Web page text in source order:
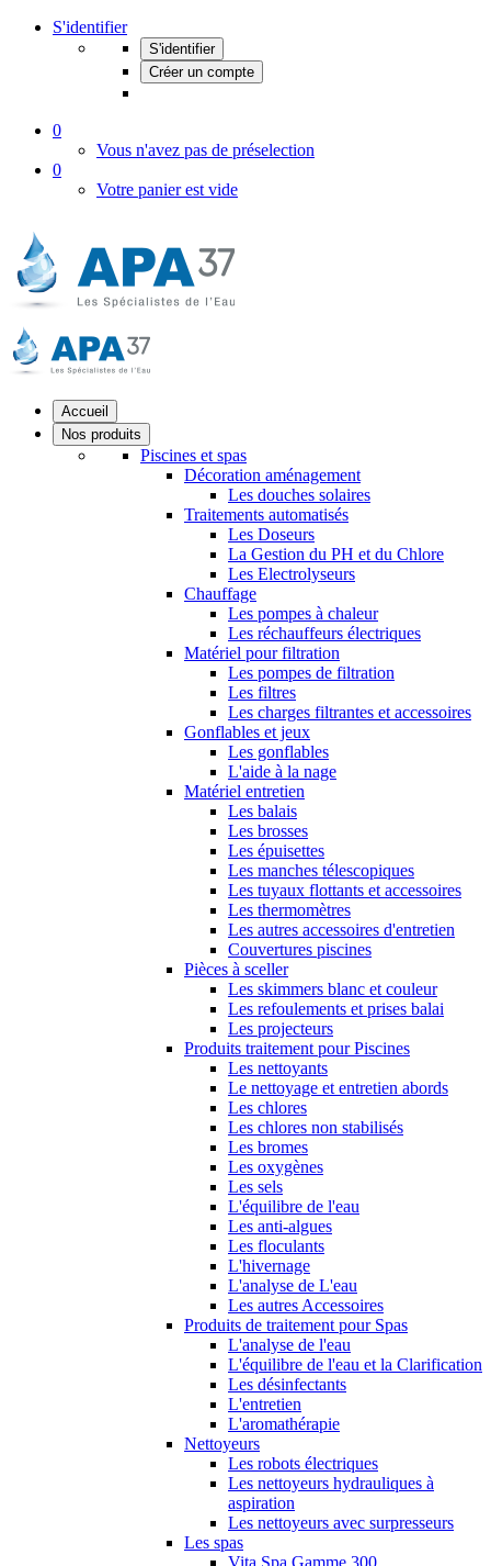
S'identifier
S'identifier
Créer un compte
0
Vous n'avez pas de préselection
0
Votre panier est vide
Accueil
Nos produits
Piscines et spas
Décoration aménagement
Les douches solaires
Traitements automatisés
Les Doseurs
La Gestion du PH et du Chlore
Les Electrolyseurs
Chauffage
Les pompes à chaleur
Les réchauffeurs électriques
Matériel pour filtration
Les pompes de filtration
Les filtres
Les charges filtrantes et accessoires
Gonflables et jeux
Les gonflables
L'aide à la nage
Matériel entretien
Les balais
Les brosses
Les épuisettes
Les manches télescopiques
Les tuyaux flottants et accessoires
Les thermomètres
Les autres accessoires d'entretien
Couvertures piscines
Pièces à sceller
Les skimmers blanc et couleur
Les refoulements et prises balai
Les projecteurs
Produits traitement pour Piscines
Les nettoyants
Le nettoyage et entretien abords
Les chlores
Les chlores non stabilisés
Les bromes
Les oxygènes
Les sels
L'équilibre de l'eau
Les anti-algues
Les floculants
L'hivernage
L'analyse de L'eau
Les autres Accessoires
Produits de traitement pour Spas
L'analyse de l'eau
L'équilibre de l'eau et la Clarification
Les désinfectants
L'entretien
L'aromathérapie
Nettoyeurs
Les robots électriques
Les nettoyeurs hydrauliques à
aspiration
Les nettoyeurs avec surpresseurs
Les spas
Vita Spa Gamme 300